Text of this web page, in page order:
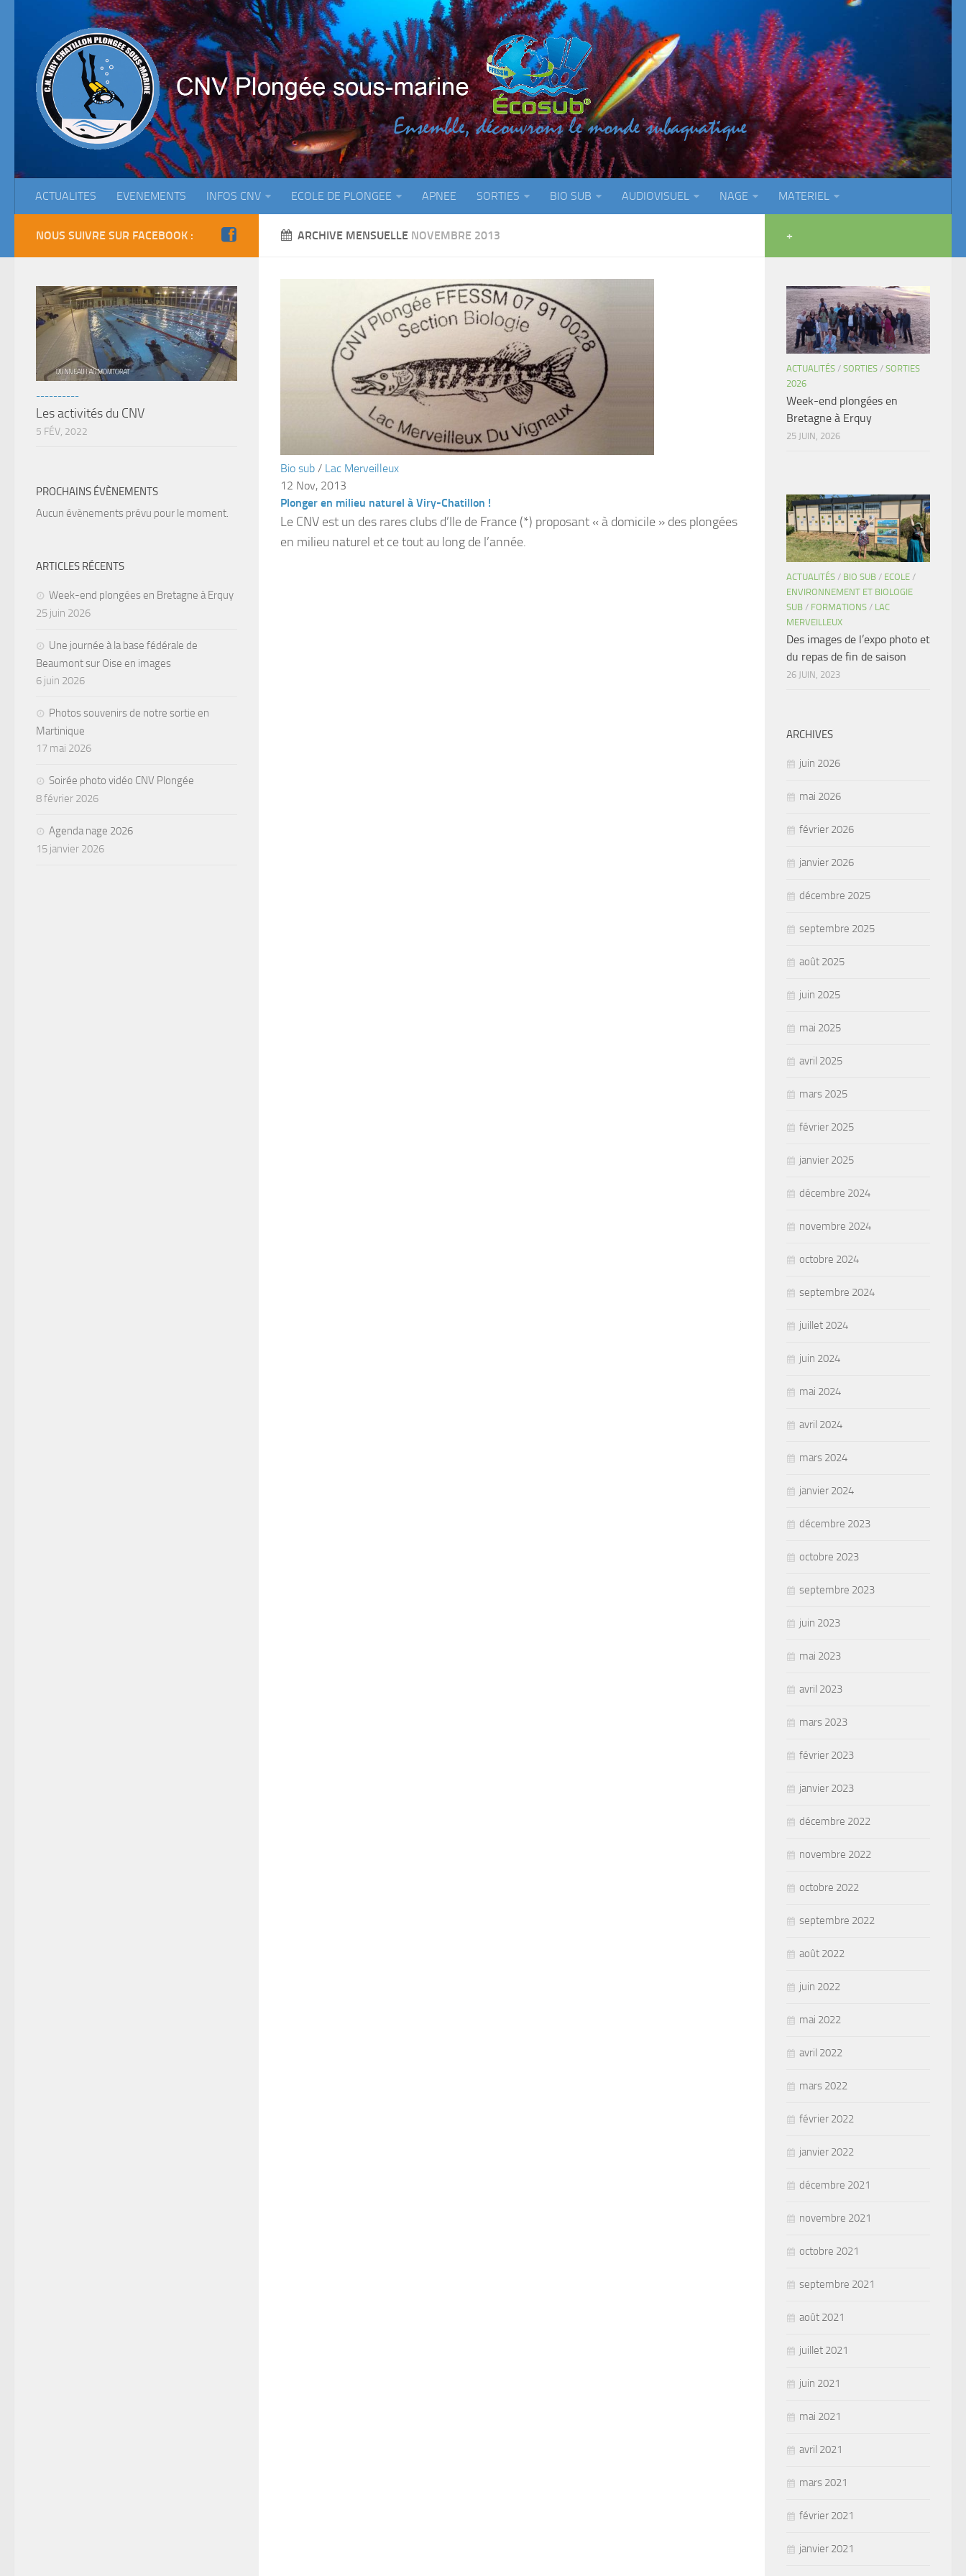
ACTUALITES EVENEMENTS INFOS CNV ECOLE DE PLONGEE APNEE SORTIES BIO SUB AUDIOVISUEL NAGE MATERIEL
ARCHIVE MENSUELLE NOVEMBRE 2013
Bio sub / Lac Merveilleux
12 Nov, 2013
Plonger en milieu naturel à Viry-Chatillon !
Le CNV est un des rares clubs d’Ile de France (*) proposant « à domicile » des plongées
en milieu naturel et ce tout au long de l’année.
NOUS SUIVRE SUR FACEBOOK :
----------
Les activités du CNV
5 FÉV, 2022
PROCHAINS ÉVÈNEMENTS
Aucun évènements prévu pour le moment.
ARTICLES RÉCENTS
Week-end plongées en Bretagne à Erquy
25 juin 2026
Une journée à la base fédérale de
Beaumont sur Oise en images
6 juin 2026
Photos souvenirs de notre sortie en
Martinique
17 mai 2026
Soirée photo vidéo CNV Plongée
8 février 2026
Agenda nage 2026
15 janvier 2026
+
ACTUALITÉS / SORTIES / SORTIES
2026
Week-end plongées en
Bretagne à Erquy
25 JUIN, 2026
ACTUALITÉS / BIO SUB / ECOLE /
ENVIRONNEMENT ET BIOLOGIE
SUB / FORMATIONS / LAC
MERVEILLEUX
Des images de l’expo photo et
du repas de fin de saison
26 JUIN, 2023
ARCHIVES
juin 2026
mai 2026
février 2026
janvier 2026
décembre 2025
septembre 2025
août 2025
juin 2025
mai 2025
avril 2025
mars 2025
février 2025
janvier 2025
décembre 2024
novembre 2024
octobre 2024
septembre 2024
juillet 2024
juin 2024
mai 2024
avril 2024
mars 2024
janvier 2024
décembre 2023
octobre 2023
septembre 2023
juin 2023
mai 2023
avril 2023
mars 2023
février 2023
janvier 2023
décembre 2022
novembre 2022
octobre 2022
septembre 2022
août 2022
juin 2022
mai 2022
avril 2022
mars 2022
février 2022
janvier 2022
décembre 2021
novembre 2021
octobre 2021
septembre 2021
août 2021
juillet 2021
juin 2021
mai 2021
avril 2021
mars 2021
février 2021
janvier 2021